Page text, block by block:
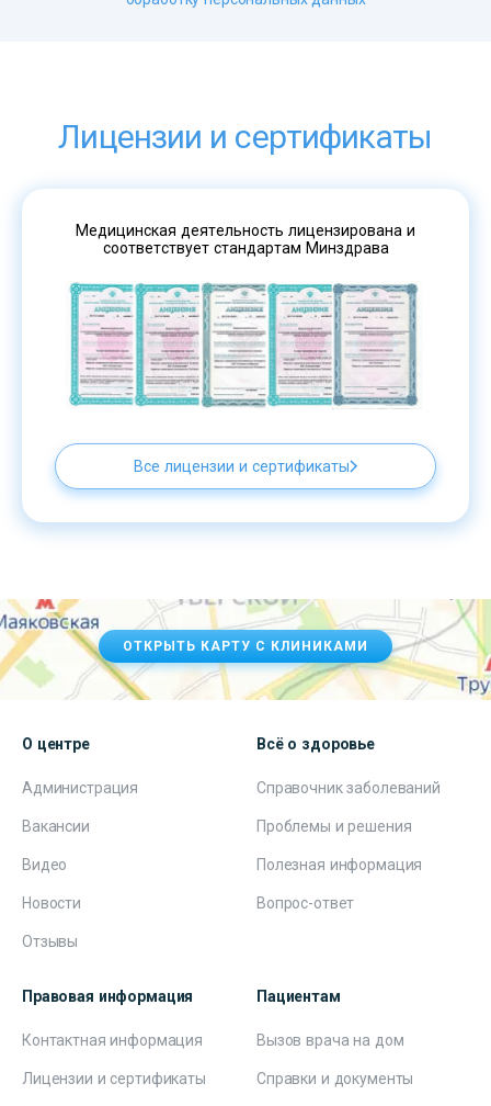
Лицензии и сертификаты
Медицинская деятельность лицензирована и
соответствует стандартам Минздрава
Все лицензии и сертификаты
ОТКРЫТЬ КАРТУ С КЛИНИКАМИ
О центре
Администрация
Вакансии
Видео
Новости
Отзывы
Всё о здоровье
Справочник заболеваний
Проблемы и решения
Полезная информация
Вопрос-ответ
Правовая информация
Контактная информация
Лицензии и сертификаты
Пациентам
Вызов врача на дом
Справки и документы